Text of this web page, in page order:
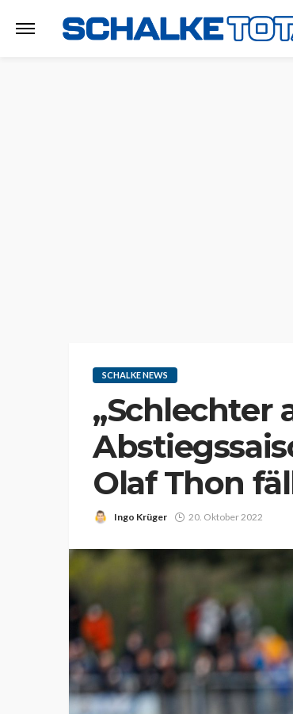
SCHALKE NEWS
„Schlechter
Olaf Thon
Ingo Krüger 20. Oktober 2022